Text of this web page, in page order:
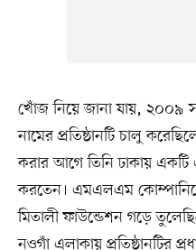
খোঁজ নিয়ে জানা যায়, ২০০৯
নামের প্রতিষ্ঠানটি চালু
করার আগে তিনি ঢাকায়
করতেন। এমএলএম
মিতালী ফাউন্ডেশন গড়ে
নওগাঁ এলাকায় প্রতিষ্ঠানটির